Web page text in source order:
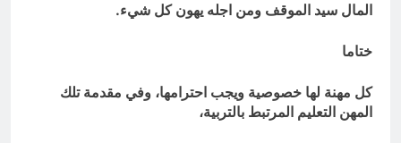
المال سيد الموقف ومن اجله يهون كل شيء.
ختاما
كل مهنة لها خصوصية ويجب احترامها، وفي مقدمة تلك
المهن التعليم المرتبط بالتربية،